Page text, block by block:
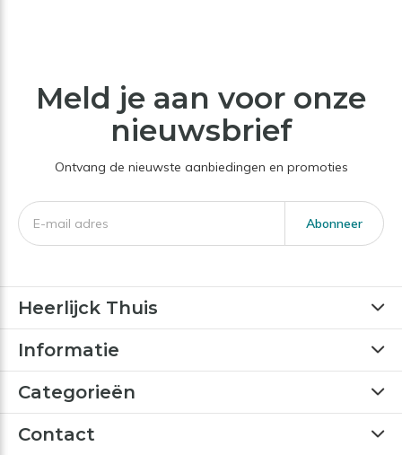
Meld je aan voor onze
nieuwsbrief
Ontvang de nieuwste aanbiedingen en promoties
Abonneer
Heerlijck Thuis
Informatie
Categorieën
Contact